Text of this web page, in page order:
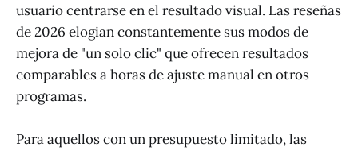
usuario centrarse en el resultado visual. Las reseñas
de 2026 elogian constantemente sus modos de
mejora de "un solo clic" que ofrecen resultados
comparables a horas de ajuste manual en otros
programas.
Para aquellos con un presupuesto limitado, las